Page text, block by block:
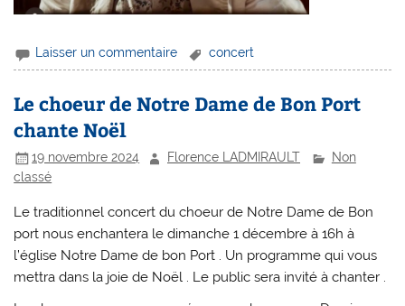
Laisser un commentaire concert
Le choeur de Notre Dame de Bon Port
chante Noël
19 novembre 2024 Florence LADMIRAULT
Non
classé
Le traditionnel concert du choeur de Notre Dame de Bon
port nous enchantera le dimanche 1 décembre à 16h à
l’église Notre Dame de bon Port . Un programme qui vous
mettra dans la joie de Noël . Le public sera invité à chanter .